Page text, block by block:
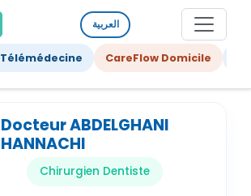
العربية
Télémédecine CareFlow Domicile
Docteur ABDELGHANI
HANNACHI
Chirurgien Dentiste